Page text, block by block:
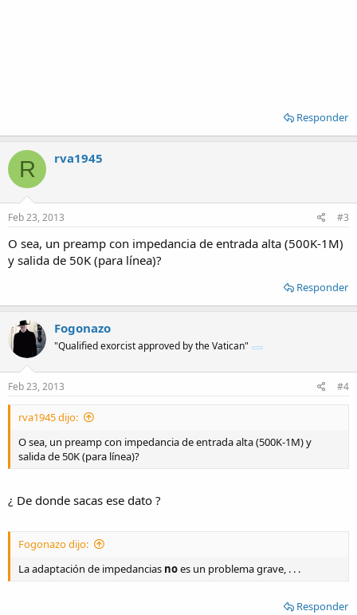
Responder
R rva1945
Feb 23, 2013 #3
O sea, un preamp con impedancia de entrada alta (500K-1M)
y salida de 50K (para línea)?
Responder
Fogonazo
"Qualified exorcist approved by the Vatican"
Feb 23, 2013 #4
rva1945 dijo:
O sea, un preamp con impedancia de entrada alta (500K-1M) y
salida de 50K (para línea)?
¿ De donde sacas ese dato ?
Fogonazo dijo:
La adaptación de impedancias noes un problema grave, . . .
Responder